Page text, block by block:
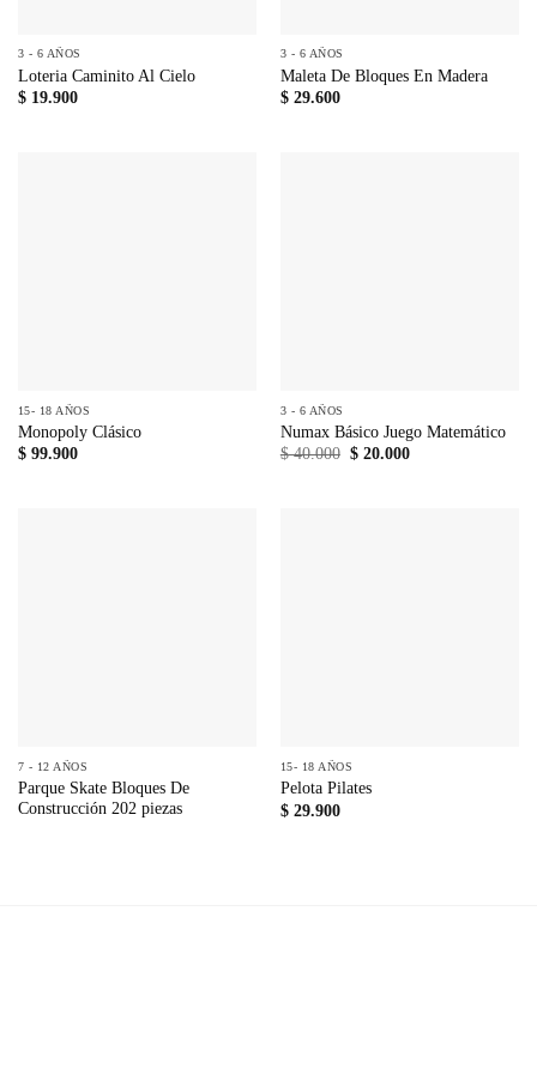
3 - 6 AÑOS
Loteria Caminito Al Cielo
$19.900
3 - 6 AÑOS
Maleta De Bloques En Madera
$29.600
15- 18 AÑOS
Monopoly Clásico
$99.900
3 - 6 AÑOS
Numax Básico Juego Matemático
$40.000 El
$20.000El
7 - 12 AÑOS
Parque Skate Bloques De
Construcción 202 piezas
15- 18 AÑOS
Pelota Pilates
$29.900